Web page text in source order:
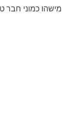
מישהו כמוני חבר